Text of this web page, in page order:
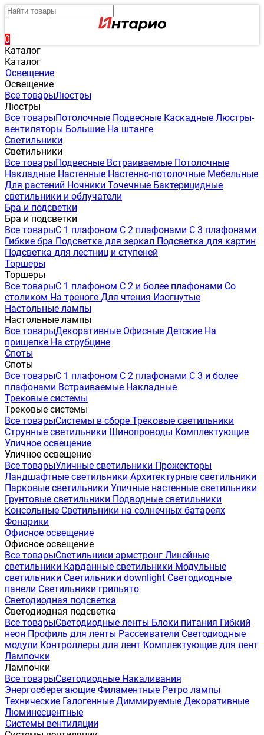
0
Каталог
Каталог
Освещение
Освещение
Все товарыЛюстры
Люстры
Все товарыПотолочные Подвесные Каскадные Люстры-
вентиляторы Большие На штанге
Светильники
Светильники
Все товарыПодвесные Встраиваемые Потолочные
Накладные Настенные Настенно-потолочные Мебельные
Для растений Ночники Точечные Бактерицидные
светильники и облучатели
Бра и подсветки
Бра и подсветки
Все товарыС 1 плафоном С 2 плафонами С 3 плафонами
Гибкие бра Подсветка для зеркал Подсветка для картин
Подсветка для лестниц и ступеней
Торшеры
Торшеры
Все товарыС 1 плафоном С 2 и более плафонами Со
столиком На треноге Для чтения Изогнутые
Настольные лампы
Настольные лампы
Все товарыДекоративные Офисные Детские На
прищепке На струбцине
Споты
Споты
Все товарыС 1 плафоном С 2 плафонами С 3 и более
плафонами Встраиваемые Накладные
Трековые системы
Трековые системы
Все товарыСистемы в сборе Трековые светильники
Струнные светильники Шинопроводы Комплектующие
Уличное освещение
Уличное освещение
Все товарыУличные светильники Прожекторы
Ландшафтные светильники Архитектурные светильники
Парковые светильники Уличные настенные светильники
Грунтовые светильники Подводные светильники
Консольные Светильники на солнечных батареях
Фонарики
Офисное освещение
Офисное освещение
Все товарыСветильники армстронг Линейные
светильники Карданные светильники Модульные
светильники Светильники downlight Светодиодные
панели Светильники грильято
Светодиодная подсветка
Светодиодная подсветка
Все товарыСветодиодные ленты Блоки питания Гибкий
неон Профиль для ленты Рассеиватели Светодиодные
модули Контроллеры для лент Комплектующие для лент
Лампочки
Лампочки
Все товарыСветодиодные Накаливания
Энергосберегающие Филаментные Ретро лампы
Технические Галогенные Диммируемые Декоративные
Люминесцентные
Системы вентиляции